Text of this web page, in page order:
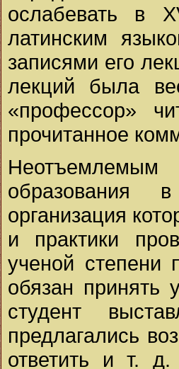
ослабевать в
латинским
записями его
лекций была
«профессор»
прочитанное
образования
организация
и практики
ученой степени
обязан принять
студент
предлагались
ответить и т.